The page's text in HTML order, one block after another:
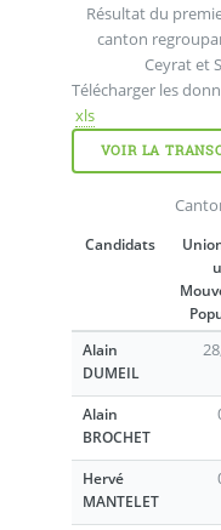
Résultat du
canton
Ceyrat et
xls
VOIR LA
Candidats
Alain
DUMEIL
Alain
BROCHET
Hervé
MANTELET